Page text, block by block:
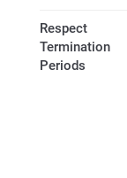
Respect
Termination
Periods